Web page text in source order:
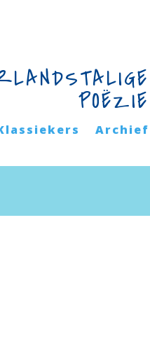
POËZIE
Archief